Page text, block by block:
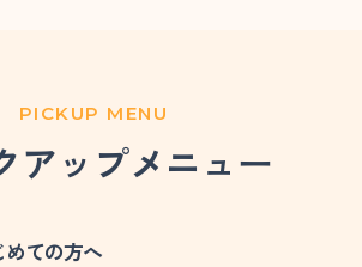
PICKUP MENU
アップメニュー
めての方へ